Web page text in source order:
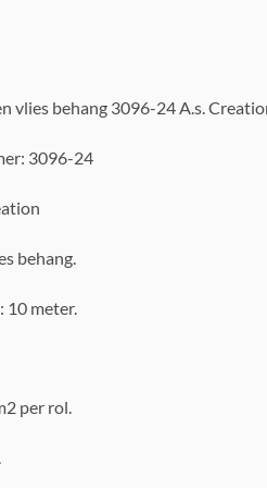
vlies behang 3096-24 A.s.
3096-24
behang.
10 meter.
per rol.